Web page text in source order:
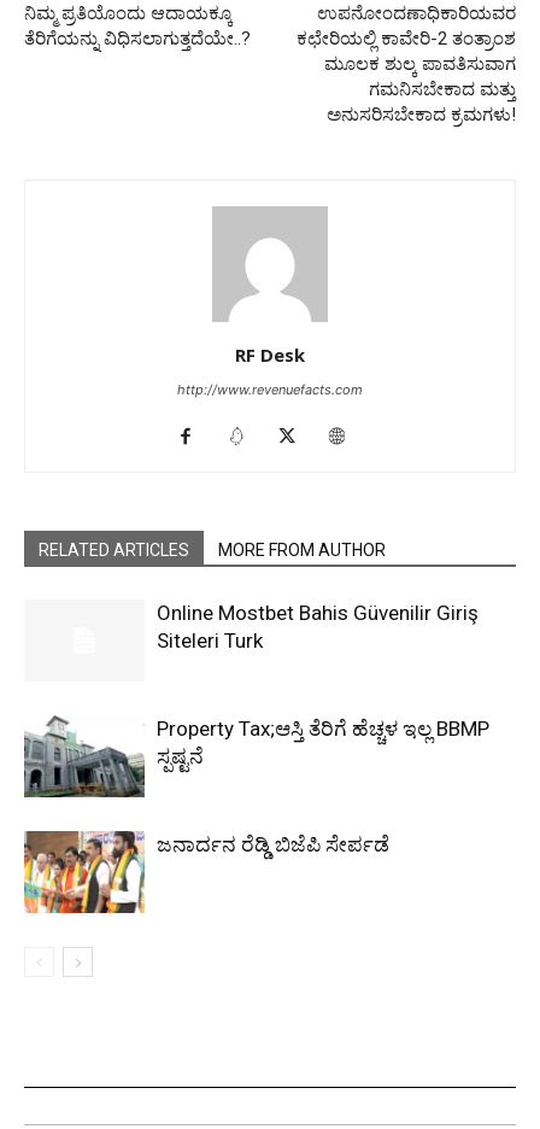
ನಿಮ್ಮ ಪ್ರತಿಯೊಂದು ಆದಾಯಕ್ಕೂ
ತೆರಿಗೆಯನ್ನು ವಿಧಿಸಲಾಗುತ್ತದೆಯೇ..?
ಉಪನೋಂದಣಾಧಿಕಾರಿಯವರ
ಕಛೇರಿಯಲ್ಲಿ ಕಾವೇರಿ-2 ತಂತ್ರಾಂಶ
ಮೂಲಕ ಶುಲ್ಕ ಪಾವತಿಸುವಾಗ
ಗಮನಿಸಬೇಕಾದ ಮತ್ತು
ಅನುಸರಿಸಬೇಕಾದ ಕ್ರಮಗಳು!
RF Desk
http://www.revenuefacts.com
RELATED ARTICLES MORE FROM AUTHOR
Online Mostbet Bahis Güvenilir Giriş
Siteleri Turk
Property Tax;ಆಸ್ತಿ ತೆರಿಗೆ ಹೆಚ್ಚಳ ಇಲ್ಲ BBMP
ಸ್ಪಷ್ಟನೆ
ಜನಾರ್ದನ ರೆಡ್ಡಿ ಬಿಜೆಪಿ ಸೇರ್ಪಡೆ